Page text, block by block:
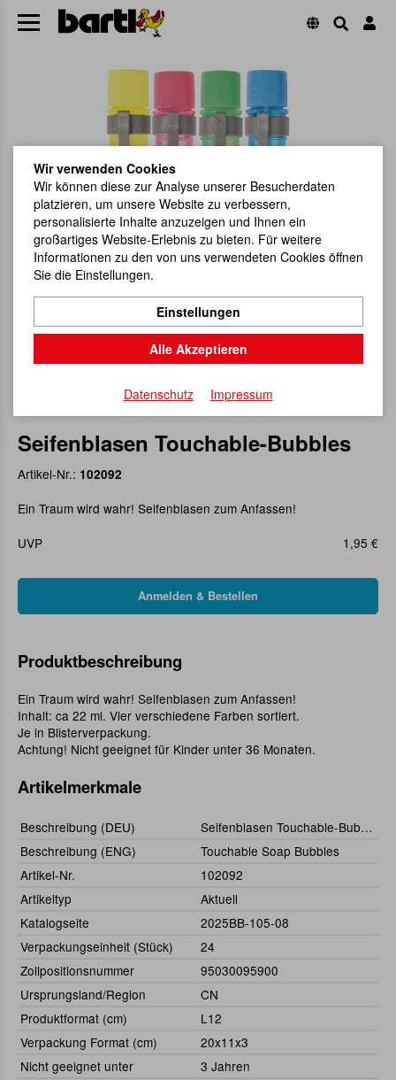
Seifenblasen Touchable-Bubbles
Artikel-Nr.: 102092
Ein Traum wird wahr! Seifenblasen zum Anfassen!
UVP
1,95 €
Produktbeschreibung
Ein Traum wird wahr! Seifenblasen zum Anfassen!
Inhalt: ca 22 ml. Vier verschiedene Farben sortiert.
Je in Blisterverpackung.
Achtung! Nicht geeignet für Kinder unter 36 Monaten.
Artikelmerkmale
Beschreibung (DEU)
Seifenblasen Touchable-Bubbles
Beschreibung (ENG)
Touchable Soap Bubbles
Artikel-Nr.
102092
Artikeltyp
Aktuell
Katalogseite
2025BB-105-08
Verpackungseinheit (Stück)
24
Zollpositionsnummer
95030095900
Ursprungsland/Region
CN
Produktformat (cm)
L12
Verpackung Format (cm)
20x11x3
Nicht geeignet unter
3 Jahren
Wir verwenden Cookies
Wir können diese zur Analyse unserer Besucherdaten
platzieren, um unsere Website zu verbessern,
personalisierte Inhalte anzuzeigen und Ihnen ein
großartiges Website-Erlebnis zu bieten. Für weitere
Informationen zu den von uns verwendeten Cookies öffnen
Sie die Einstellungen.
Einstellungen
Alle Akzeptieren
Datenschutz Impressum